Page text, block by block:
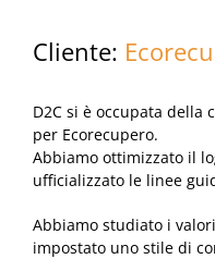
Cliente:
D2C si è occupata della
per Ecorecupero.
Abbiamo ottimizzato il
ufficializzato le linee
Abbiamo studiato i
impostato uno stile di